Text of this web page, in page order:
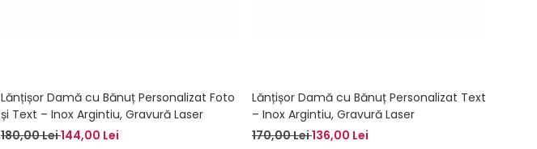
Lănțișor Damă cu Bănuț Personalizat Foto
și Text – Inox Argintiu, Gravură Laser
180,00 Lei144,00 Lei
Lănțișor Damă cu Bănuț Personalizat Text
– Inox Argintiu, Gravură Laser
170,00 Lei136,00 Lei